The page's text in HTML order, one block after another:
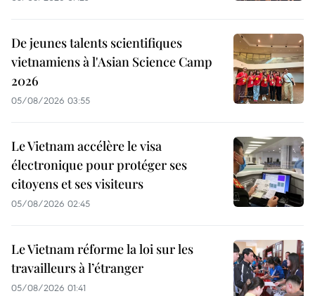
De jeunes talents scientifiques
vietnamiens à l'Asian Science Camp
2026
05/08/2026 03:55
Le Vietnam accélère le visa
électronique pour protéger ses
citoyens et ses visiteurs
05/08/2026 02:45
Le Vietnam réforme la loi sur les
travailleurs à l’étranger
05/08/2026 01:41